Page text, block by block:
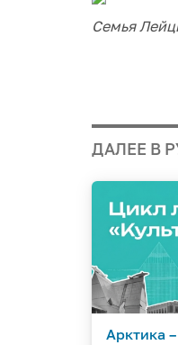
Семья
ДАЛЕЕ В
Арктика